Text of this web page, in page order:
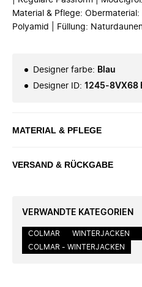
Material & Pflege:
Polyamid | Füllung:
Designer farbe: Blau
Designer ID: 1245-8VX68
MATERIAL & PFLEGE
VERSAND & RÜCKGABE
VERWANDTE KATEGORIEN
COLMAR WINTERJACKEN
COLMAR - WINTERJACKEN